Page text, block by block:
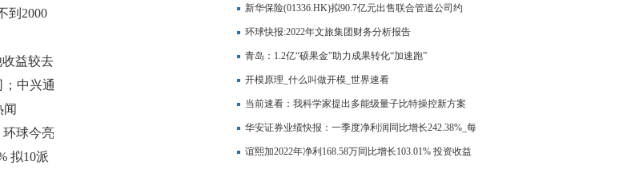
到2000
收益较去
中兴通
闻
环球今亮
拟10派
2900亿，马斯克不在乎
新华保险(01336.HK)拟90.7亿元出售联合管道公司约
3.46%股权
环球快报:2022年文旅集团财务分析报告
青岛：1.2亿“硕果金”助力成果转化“加速跑”
开模原理_什么叫做开模_世界速看
当前速看：我科学家提出多能级量子比特操控新方案
华安证券业绩快报：一季度净利润同比增长242.38%_每
日聚焦
谊熙加2022年净利168.58万同比增长103.01% 投资收益